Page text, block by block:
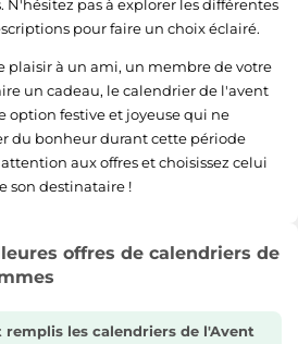
pas à explorer les différentes
pour faire un choix éclairé.
plaisir à un ami, un membre de votre
un cadeau, le calendrier de l'avent
option festive et joyeuse qui ne
du bonheur durant cette période
aux offres et choisissez celui
son destinataire !
offres de calendriers de
remplis les calendriers de l'Avent